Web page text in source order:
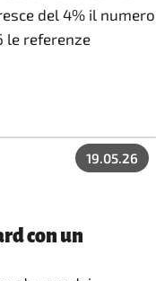
del 4% il numero
le referenze
19.05.26
con un